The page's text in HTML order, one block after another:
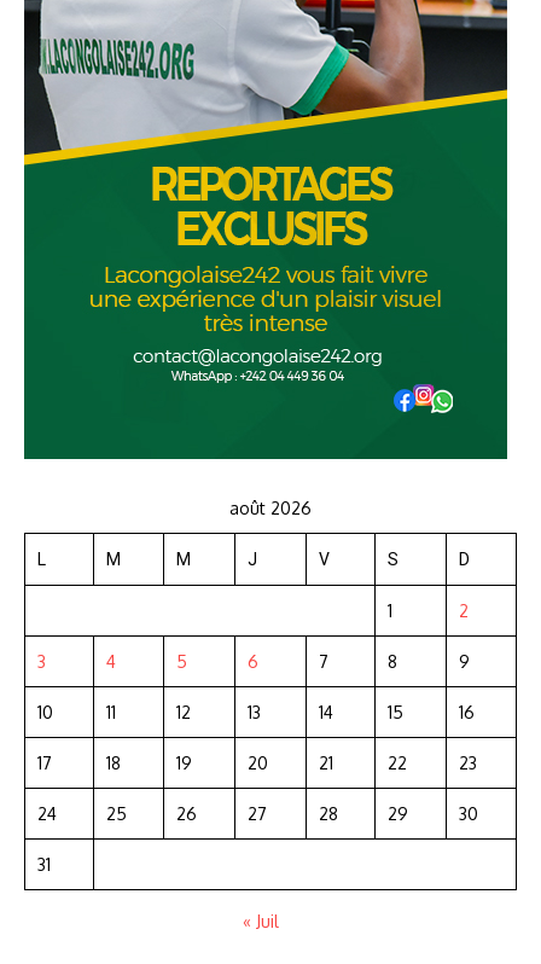
août 2026
L M M J V S D
1 2
3 4 5 6 7 8 9
10 11 12 13 14 15 16
17 18 19 20 21 22 23
24 25 26 27 28 29 30
31
« Juil